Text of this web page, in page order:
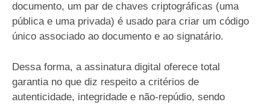
documento, um par de chaves criptográficas (uma
pública e uma privada) é usado para criar um código
único associado ao documento e ao signatário.
Dessa forma, a assinatura digital oferece total
garantia no que diz respeito a critérios de
autenticidade, integridade e não-repúdio, sendo